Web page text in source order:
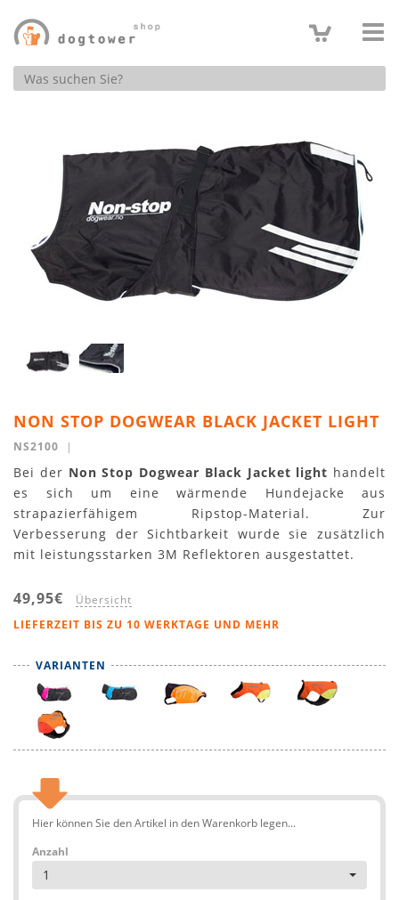
Produktsuche
NON STOP DOGWEAR BLACK JACKET LIGHT
NS2100 |
Bei der Non Stop Dogwear Black Jacket light handelt
es sich um eine wärmende Hundejacke aus
strapazierfähigem Ripstop-Material. Zur
Verbesserung der Sichtbarkeit wurde sie zusätzlich
mit leistungsstarken 3M Reflektoren ausgestattet.
49,95€ Übersicht
LIEFERZEIT BIS ZU 10 WERKTAGE UND MEHR
VARIANTEN
Hier können Sie den Artikel in den Warenkorb legen...
Anzahl
1